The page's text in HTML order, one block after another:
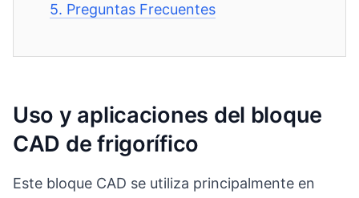
5. Preguntas Frecuentes
Uso y aplicaciones del bloque
CAD de frigorífico
Este bloque CAD se utiliza principalmente en